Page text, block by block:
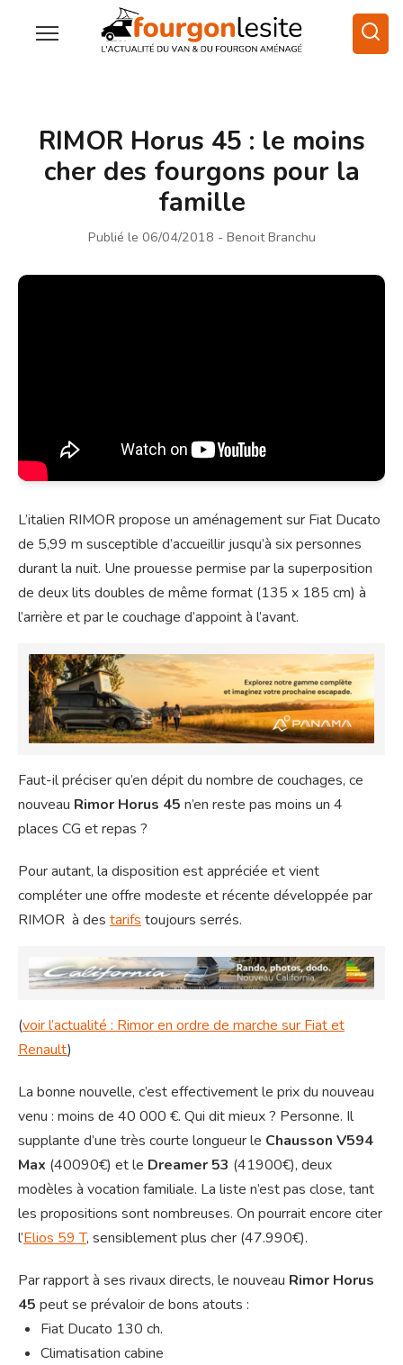
RIMOR Horus 45 : le moins
cher des fourgons pour la
famille
Publié le 06/04/2018 - Benoit Branchu
L’italien RIMOR propose un aménagement sur Fiat Ducato
de 5,99 m susceptible d’accueillir jusqu’à six personnes
durant la nuit. Une prouesse permise par la superposition
de deux lits doubles de même format (135 x 185 cm) à
l’arrière et par le couchage d’appoint à l’avant.
Faut-il préciser qu’en dépit du nombre de couchages, ce
nouveau Rimor Horus 45 n’en reste pas moins un 4
places CG et repas ?
Pour autant, la disposition est appréciée et vient
compléter une offre modeste et récente développée par
RIMOR à des tarifs toujours serrés.
(voir l’actualité : Rimor en ordre de marche sur Fiat et
Renault)
La bonne nouvelle, c’est effectivement le prix du nouveau
venu : moins de 40 000 €. Qui dit mieux ? Personne. Il
supplante d’une très courte longueur le Chausson V594
Max (40090€) et le Dreamer 53 (41900€), deux
modèles à vocation familiale. La liste n’est pas close, tant
les propositions sont nombreuses. On pourrait encore citer
l’Elios 59 T, sensiblement plus cher (47.990€).
Par rapport à ses rivaux directs, le nouveau Rimor Horus
45 peut se prévaloir de bons atouts :
Fiat Ducato 130 ch.
Climatisation cabine